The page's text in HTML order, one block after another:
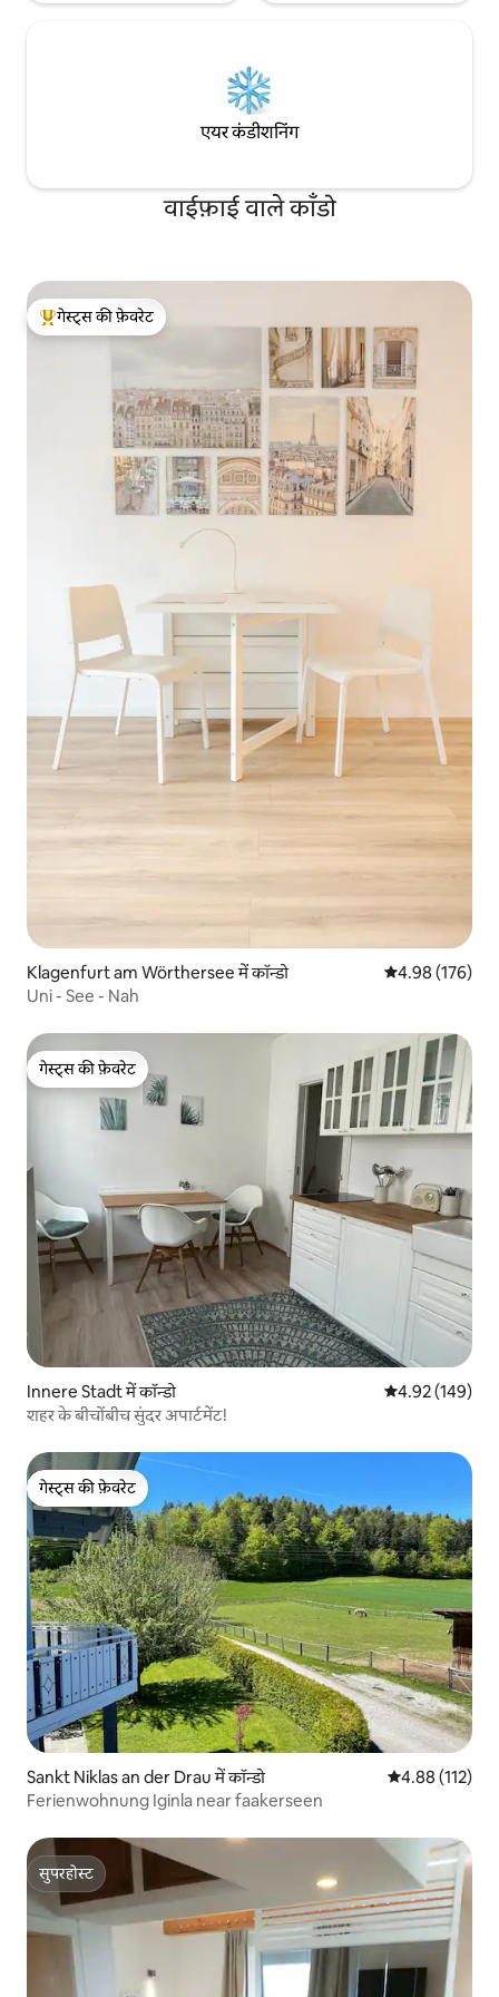
एयर कंडीशनिंग
वाईफ़ाई वाले काँडो
गेस्ट्स का टॉप फ़ेवरेट
गेस्ट्स की फ़ेवरेट
Klagenfurt am Wörthersee में कॉन्डो औसत रेटिंग 5 में से
4.98 (176)
Uni - See - Nah
गेस्ट्स की फ़ेवरेट
गेस्ट्स की फ़ेवरेट
Innere Stadt में कॉन्डो औसत रेटिंग 5 में से
4.92 (149)
शहर के बीचोंबीच सुंदर अपार्टमेंट!
गेस्ट्स की फ़ेवरेट
गेस्ट्स की फ़ेवरेट
Sankt Niklas an der Drau में कॉन्डो औसत रेटिंग 5 में से
4.88 (112)
Ferienwohnung Iginla near faakerseen
सुपरहोस्ट
सुपरहोस्ट